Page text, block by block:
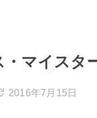
マイスタ
2016年7月15日